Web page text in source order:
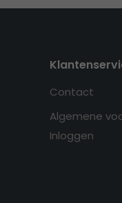
Contact
Algemene
Inloggen